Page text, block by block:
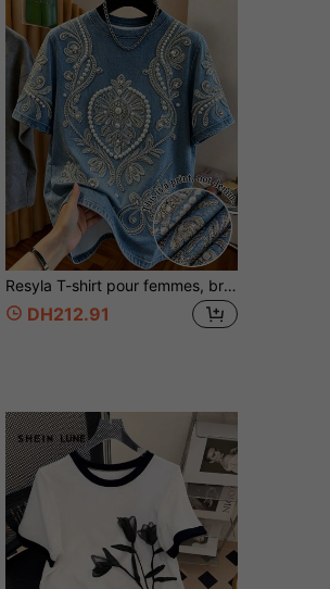
Resyla T-shirt pour femmes, broderie en faux denim avec perles et imprimé, T-shirt avec imprimé de motif de perles factices, col rond, manches courtes, coupe ample, T-shirt élégant pour femmes, convient pour le port quotidien et les occasions de rendez-vous. Top à manches courtes pour femmes, top d'été pour femmes, dernier top pour femmes
DH212.91